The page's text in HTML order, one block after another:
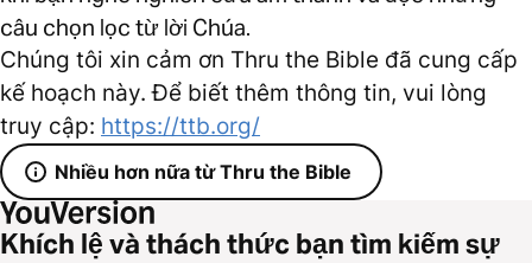
câu chọn lọc từ lời Chúa.
Chúng tôi xin cảm ơn Thru the Bible đã cung cấp
kế hoạch này. Để biết thêm thông tin, vui lòng
truy cập: https://ttb.org/
Nhiều hơn nữa từ Thru the Bible
Khích lệ và thách thức bạn tìm kiếm sự